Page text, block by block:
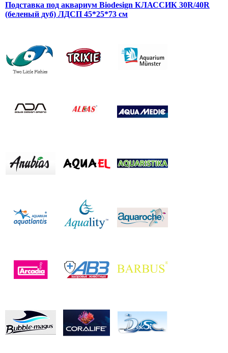
Подставка под аквариум Biodesign КЛАССИК 30R/40R
(беленый дуб) ЛДСП 45*25*73 см